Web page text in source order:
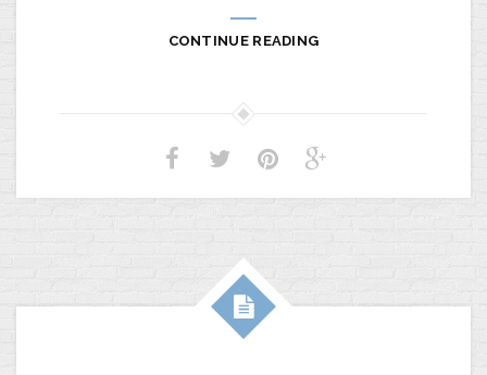
CONTINUE READING